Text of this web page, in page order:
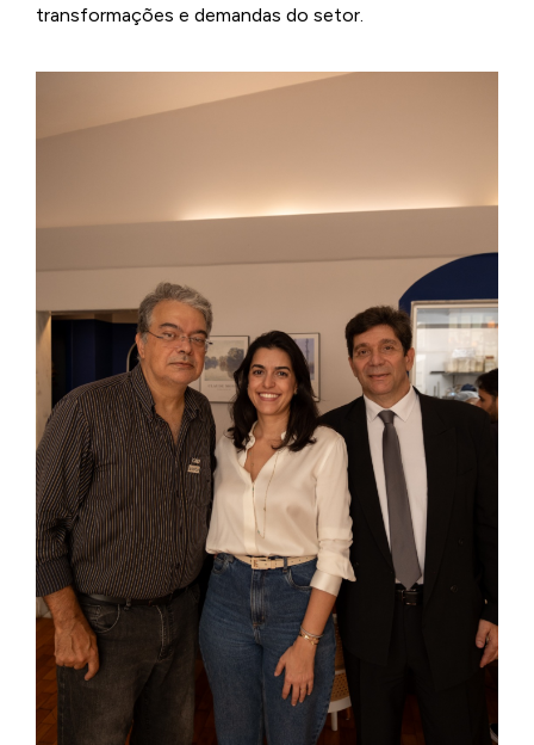
transformações e demandas do setor.